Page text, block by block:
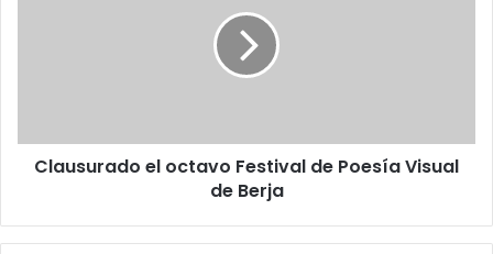
Clausurado el octavo Festival de Poesía Visual
de Berja